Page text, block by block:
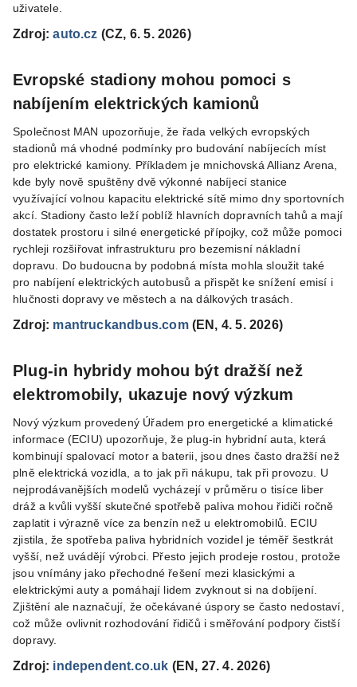
uživatele.
Zdroj:auto.cz (CZ, 6. 5. 2026)
Evropské stadiony mohou pomoci s
nabíjením elektrických kamionů
Společnost MAN upozorňuje, že řada velkých evropských
stadionů má vhodné podmínky pro budování nabíjecích míst
pro elektrické kamiony. Příkladem je mnichovská Allianz Arena,
kde byly nově spuštěny dvě výkonné nabíjecí stanice
využívající volnou kapacitu elektrické sítě mimo dny sportovních
akcí. Stadiony často leží poblíž hlavních dopravních tahů a mají
dostatek prostoru i silné energetické přípojky, což může pomoci
rychleji rozšiřovat infrastrukturu pro bezemisní nákladní
dopravu. Do budoucna by podobná místa mohla sloužit také
pro nabíjení elektrických autobusů a přispět ke snížení emisí i
hlučnosti dopravy ve městech a na dálkových trasách.
Zdroj: mantruckandbus.com(EN, 4. 5. 2026)
Plug-in hybridy mohou být dražší než
elektromobily, ukazuje nový výzkum
Nový výzkum provedený Úřadem pro energetické a klimatické
informace (ECIU) upozorňuje, že plug-in hybridní auta, která
kombinují spalovací motor a baterii, jsou dnes často dražší než
plně elektrická vozidla, a to jak při nákupu, tak při provozu. U
nejprodávanějších modelů vycházejí v průměru o tisíce liber
dráž a kvůli vyšší skutečné spotřebě paliva mohou řidiči ročně
zaplatit i výrazně více za benzín než u elektromobilů. ECIU
zjistila, že spotřeba paliva hybridních vozidel je téměř šestkrát
vyšší, než uvádějí výrobci. Přesto jejich prodeje rostou, protože
jsou vnímány jako přechodné řešení mezi klasickými a
elektrickými auty a pomáhají lidem zvyknout si na dobíjení.
Zjištění ale naznačují, že očekávané úspory se často nedostaví,
což může ovlivnit rozhodování řidičů i směřování podpory čistší
dopravy.
Zdroj: independent.co.uk (EN, 27. 4. 2026)